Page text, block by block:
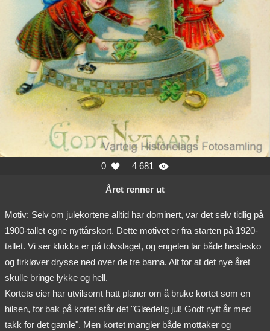
0  4 681 
Året renner ut
Motiv: Selv om julekortene alltid har dominert, var det selv tidlig på
1900-tallet egne nyttårskort. Dette motivet er fra starten på 1920-
tallet. Vi ser klokka er på tolvslaget, og engelen lar både hestesko
og firkløver drysse ned over de tre barna. Alt for at det nye året
skulle bringe lykke og hell.
Kortets eier har utvilsomt hatt planer om å bruke kortet som en
hilsen, for bak på kortet står det "Glædelig jul! Godt nytt år med
takk for det gamle". Men kortet mangler både mottaker og